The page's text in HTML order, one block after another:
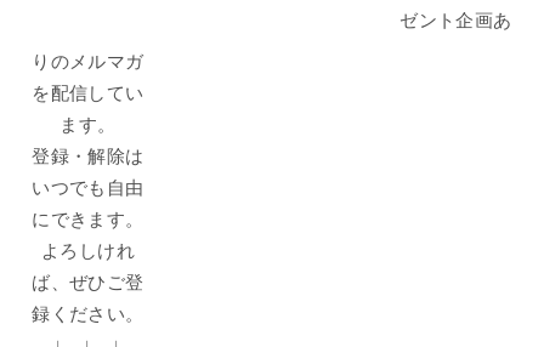
ゼント企画あ
りのメルマガ
を配信してい
ます。
登録・解除は
いつでも自由
にできます。
よろしけれ
ば、ぜひご登
録ください。